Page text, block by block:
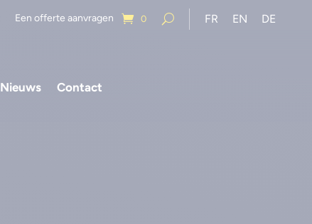
Een offerte aanvragen 0 FR EN DE
Nieuws Contact